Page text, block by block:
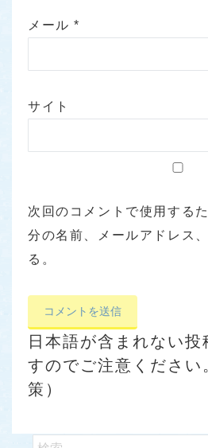
メール*
サイト
次回のコメントで使用する
分の名前、メールアドレス
る。
日本語が含まれない投
すのでご注意ください
策）